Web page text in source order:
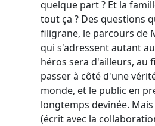
quelque part ? Et la
tout ça ? Des questions
filigrane, le parcours de
qui s'adressent autant
héros sera d'ailleurs, au
passer à côté d'une
monde, et le public en
longtemps devinée.
(écrit avec la